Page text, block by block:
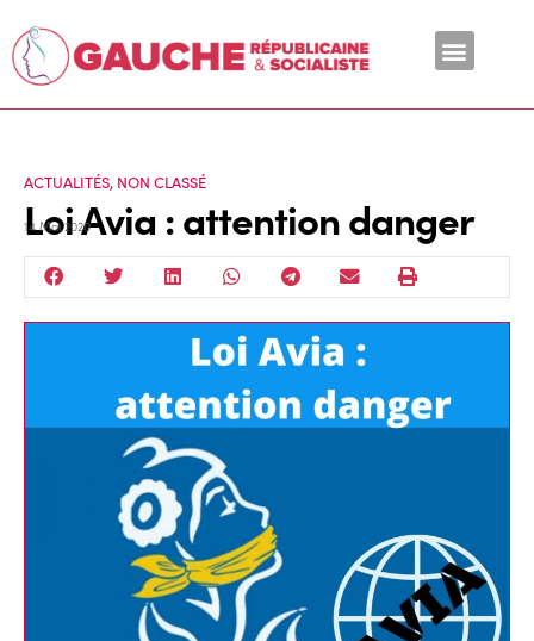
ACTUALITÉS, NON CLASSÉ
Loi Avia : attention danger
14 Mai 2020